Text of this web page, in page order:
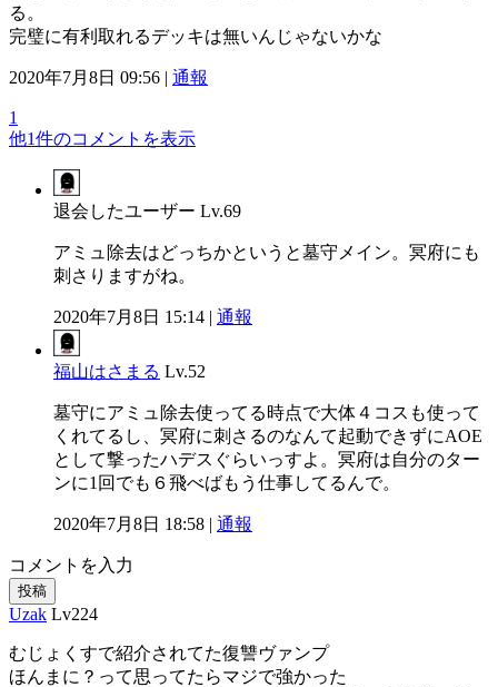
る。
完璧に有利取れるデッキは無いんじゃないかな
2020年7月8日 09:56 | 通報
1
他1件のコメントを表示
退会したユーザー Lv.69
アミュ除去はどっちかというと墓守メイン。冥府にも
刺さりますがね。
2020年7月8日 15:14 | 通報
福山はさまる Lv.52
墓守にアミュ除去使ってる時点で大体４コスも使って
くれてるし、冥府に刺さるのなんて起動できずにAOE
として撃ったハデスぐらいっすよ。冥府は自分のター
ンに1回でも６飛べばもう仕事してるんで。
2020年7月8日 18:58 | 通報
コメントを入力
投稿
Uzak Lv224
むじょくすで紹介されてた復讐ヴァンプ
ほんまに？って思ってたらマジで強かった